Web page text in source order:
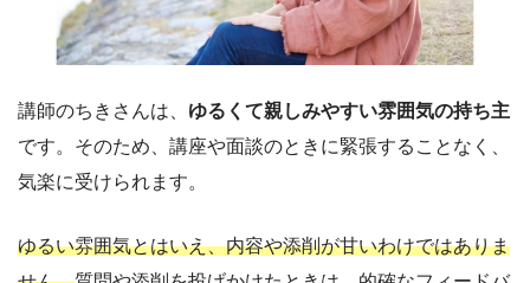
講師のちきさんは、 ゆるくて親しみやすい雰囲気の持ち主
です。そのため、講座や面談のときに緊張することなく、
気楽に受けられます。
ゆるい雰囲気とはいえ、内容や添削が甘いわけではありま